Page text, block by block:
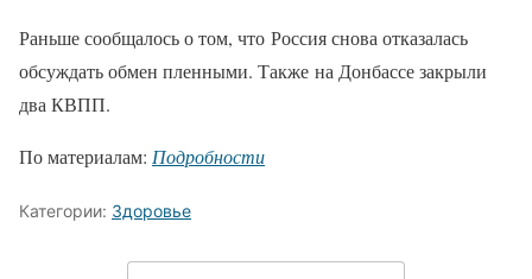
Раньше сообщалось о том, что Россия снова отказалась
обсуждать обмен пленными. Также на Донбассе закрыли
два КВПП.
По материалам: Подробности
Категории: Здоровье